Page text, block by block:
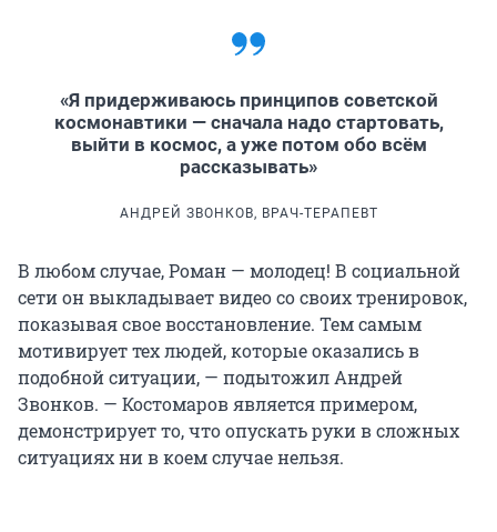
«Я придерживаюсь принципов советской
космонавтики — сначала надо стартовать,
выйти в космос, а уже потом обо всём
рассказывать»
АНДРЕЙ ЗВОНКОВ, ВРАЧ-ТЕРАПЕВТ
В любом случае, Роман — молодец! В социальной
сети он выкладывает видео со своих тренировок,
показывая свое восстановление. Тем самым
мотивирует тех людей, которые оказались в
подобной ситуации, — подытожил Андрей
Звонков. — Костомаров является примером,
демонстрирует то, что опускать руки в сложных
ситуациях ни в коем случае нельзя.